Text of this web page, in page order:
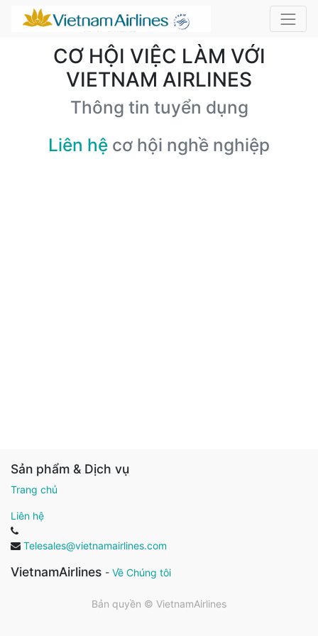
CƠ HỘI VIỆC LÀM VỚI
VIETNAM AIRLINES
Thông tin tuyển dụng
Liên hệ cơ hội nghề nghiệp
Sản phẩm & Dịch vụ
Trang chủ
Liên hệ
Telesales@vietnamairlines.com
VietnamAirlines - Về Chúng tôi
Bản quyền © VietnamAirlines